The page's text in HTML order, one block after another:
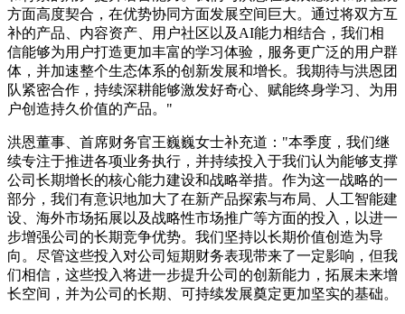
方面高度契合，在优势协同方面发展空间巨大。通过将双方互
补的产品、内容资产、用户社区以及AI能力相结合，我们相
信能够为用户打造更加丰富的学习体验，服务更广泛的用户群
体，并加速整个生态体系的创新发展和增长。我期待与洪恩团
队紧密合作，持续深耕能够激发好奇心、赋能终身学习、为用
户创造持久价值的产品。"
洪恩董事、首席财务官王巍巍女士补充道："本季度，我们继
续专注于推进各项业务执行，并持续投入于我们认为能够支撑
公司长期增长的核心能力建设和战略举措。作为这一战略的一
部分，我们有意识地加大了在新产品探索与布局、人工智能建
设、海外市场拓展以及战略性市场推广等方面的投入，以进一
步增强公司的长期竞争优势。我们坚持以长期价值创造为导
向。尽管这些投入对公司短期财务表现带来了一定影响，但我
们相信，这些投入将进一步提升公司的创新能力，拓展未来增
长空间，并为公司的长期、可持续发展奠定更加坚实的基础。